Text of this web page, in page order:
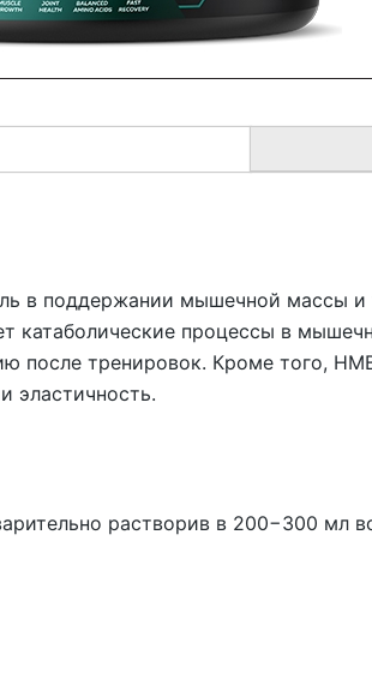
в поддержании мышечной массы и
катаболические процессы в
после тренировок. Кроме того,
эластичность.
растворив в 200−300 мл